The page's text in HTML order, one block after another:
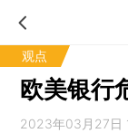
观点
欧美银行
2023年03月27日